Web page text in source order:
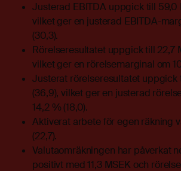
Justerad EBITDA uppgick till 59,0
vilket ger en justerad EBITDA-
(30,3).
Rörelseresultatet uppgick till 22,7
vilket ger en rörelsemarginal om
Justerat rörelseresultatet uppgick
(36,9), vilket ger en justerad
14,2 % (18,0).
Aktiverat arbete för egen räkning
(22,7).
Valutaomräkningen har påverkat
positivt med 11,3 MSEK och